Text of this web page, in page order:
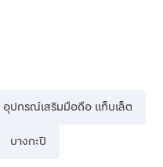
อุปกรณ์เสริมมือถือ แท็บเล็ต
บางกะปิ